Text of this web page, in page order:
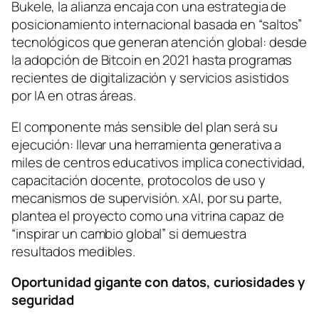
Bukele, la alianza encaja con una estrategia de
posicionamiento internacional basada en “saltos”
tecnológicos que generan atención global: desde
la adopción de Bitcoin en 2021 hasta programas
recientes de digitalización y servicios asistidos
por IA en otras áreas.
El componente más sensible del plan será su
ejecución: llevar una herramienta generativa a
miles de centros educativos implica conectividad,
capacitación docente, protocolos de uso y
mecanismos de supervisión. xAI, por su parte,
plantea el proyecto como una vitrina capaz de
“inspirar un cambio global” si demuestra
resultados medibles.
Oportunidad gigante con datos, curiosidades y
seguridad